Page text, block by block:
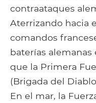
contraataques
Aterrizando hacia
comandos
baterías alemanas
que la Primera
(Brigada del
En el mar, la